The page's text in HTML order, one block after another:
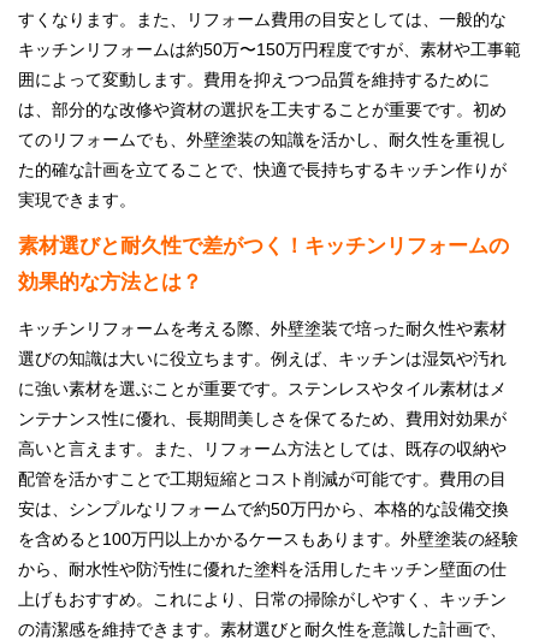
すくなります。また、リフォーム費用の目安としては、一般的な
キッチンリフォームは約50万〜150万円程度ですが、素材や工事範
囲によって変動します。費用を抑えつつ品質を維持するために
は、部分的な改修や資材の選択を工夫することが重要です。初め
てのリフォームでも、外壁塗装の知識を活かし、耐久性を重視し
た的確な計画を立てることで、快適で長持ちするキッチン作りが
実現できます。
素材選びと耐久性で差がつく！キッチンリフォームの
効果的な方法とは？
キッチンリフォームを考える際、外壁塗装で培った耐久性や素材
選びの知識は大いに役立ちます。例えば、キッチンは湿気や汚れ
に強い素材を選ぶことが重要です。ステンレスやタイル素材はメ
ンテナンス性に優れ、長期間美しさを保てるため、費用対効果が
高いと言えます。また、リフォーム方法としては、既存の収納や
配管を活かすことで工期短縮とコスト削減が可能です。費用の目
安は、シンプルなリフォームで約50万円から、本格的な設備交換
を含めると100万円以上かかるケースもあります。外壁塗装の経験
から、耐水性や防汚性に優れた塗料を活用したキッチン壁面の仕
上げもおすすめ。これにより、日常の掃除がしやすく、キッチン
の清潔感を維持できます。素材選びと耐久性を意識した計画で、